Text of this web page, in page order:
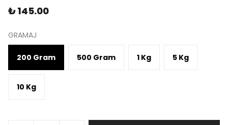
₺ 145.00
GRAMAJ
200 Gram 500 Gram 1 Kg 5 Kg
10 Kg